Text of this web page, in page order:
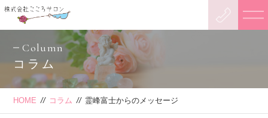
Column
コラム
HOME // コラム // 霊峰富士からのメッセージ